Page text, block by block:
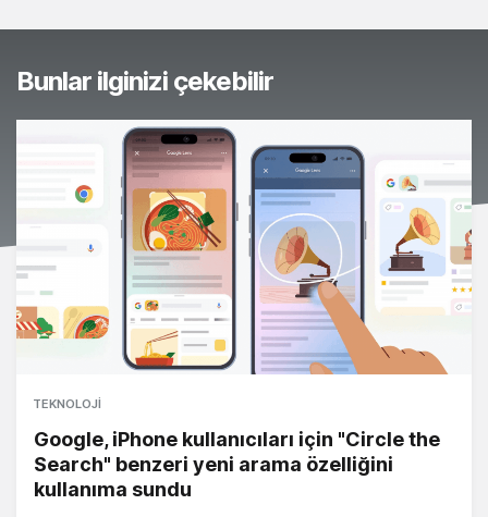
Bunlar ilginizi çekebilir
TEKNOLOJI
Google, iPhone kullanıcıları için "Circle the
Search" benzeri yeni arama özelliğini
kullanıma sundu